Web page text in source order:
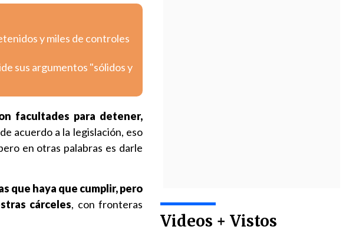
Videos + Vistos
y miles de controles
sus argumentos "sólidos y
facultades para detener,
acuerdo a la legislación, eso
en otras palabras es darle
que haya que cumplir, pero
cárceles, con fronteras